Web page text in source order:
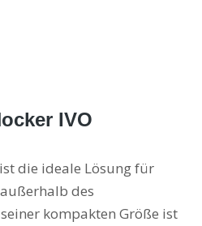
IVO
die ideale Lösung für
des
kompakten Größe ist